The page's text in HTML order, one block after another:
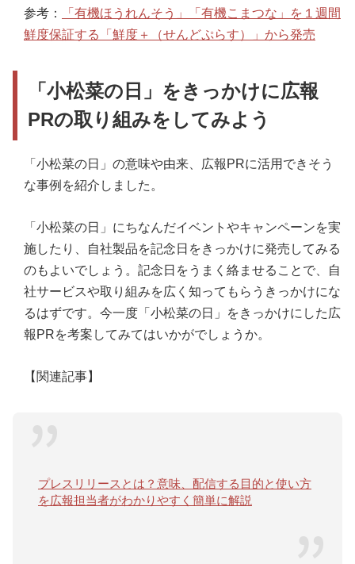
参考：
「有機ほうれんそう」「有機こまつな」を１週間
鮮度保証する「鮮度＋（せんどぷらす）」から発売
「小松菜の日」をきっかけに広報
PRの取り組みをしてみよう
「小松菜の日」の意味や由来、広報PRに活用できそう
な事例を紹介しました。
「小松菜の日」にちなんだイベントやキャンペーンを実
施したり、自社製品を記念日をきっかけに発売してみる
のもよいでしょう。記念日をうまく絡ませることで、自
社サービスや取り組みを広く知ってもらうきっかけにな
るはずです。今一度「小松菜の日」をきっかけにした広
報PRを考案してみてはいかがでしょうか。
【関連記事】
プレスリリースとは？意味、配信する目的と使い方
を広報担当者がわかりやすく簡単に解説